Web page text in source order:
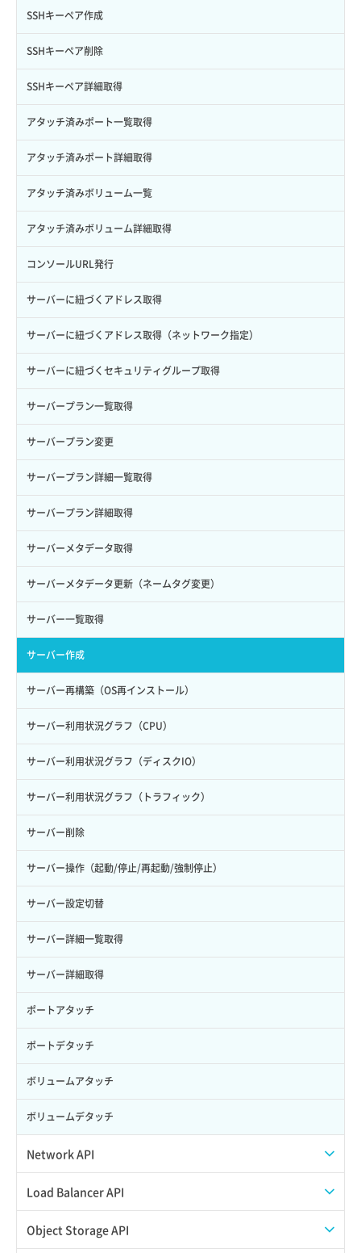
サブユーザーにロールを紐づけ
サブユーザー一覧取得
サブユーザー作成
サブユーザー削除
サブユーザー更新
サブユーザー詳細取得
トークン発行
パーミッション一覧取得
ロールからパーミッションを紐づけ解除
ロールにパーミッションを紐づけ
ロール一覧取得
ロール作成
ロール削除
ロール更新
ロール詳細取得
スナップショット詳細一覧取得
スナップショット詳細取得（アイテム指定）
バックアップリストア
バックアップ一覧取得
バックアップ詳細一覧取得
バックアップ詳細取得
ボリュームイメージ保存
ボリュームタイプ一覧取得
ボリュームタイプ詳細取得
ボリューム一覧取得
ボリューム作成
ボリューム削除
ボリューム更新
ボリューム詳細一覧取得
ボリューム詳細取得
自動バックアップ有効化
自動バックアップ無効化
イメージ保存使用量取得
イメージ保存容量取得
イメージ保存容量変更
イメージ削除
イメージ詳細取得
SSHキーペア作成
SSHキーペア削除
SSHキーペア詳細取得
アタッチ済みポート一覧取得
アタッチ済みポート詳細取得
アタッチ済みボリューム一覧
アタッチ済みボリューム詳細取得
コンソールURL発行
サーバーに紐づくアドレス取得
サーバーに紐づくアドレス取得（ネットワーク指定）
サーバーに紐づくセキュリティグループ取得
サーバープラン一覧取得
サーバープラン変更
サーバープラン詳細一覧取得
サーバープラン詳細取得
サーバーメタデータ取得
サーバーメタデータ更新（ネームタグ変更）
サーバー一覧取得
サーバー作成
サーバー再構築（OS再インストール）
サーバー利用状況グラフ（CPU）
サーバー利用状況グラフ（ディスクIO）
サーバー利用状況グラフ（トラフィック）
サーバー削除
サーバー操作（起動/停止/再起動/強制停止）
サーバー設定切替
サーバー詳細一覧取得
サーバー詳細取得
ポートアタッチ
ポートデタッチ
ボリュームアタッチ
ボリュームデタッチ
Network API
QoSポリシー一覧取得
QoSポリシー詳細取得
Load Balancer API
プール一覧取得
Object Storage API